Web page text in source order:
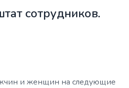
сотрудников.
и женщин на следующие